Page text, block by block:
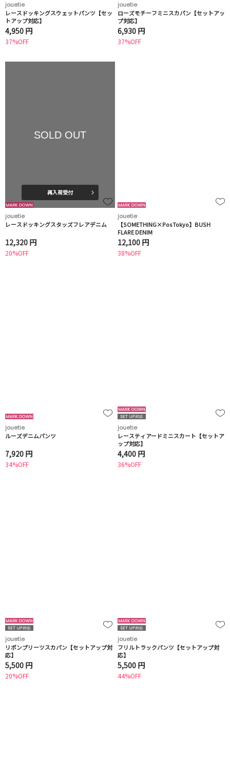
jouetie
レースドッキングスウェットパンツ【セッ
トアップ対応】
4,950 円
37%OFF
jouetie
ローズモチーフミニスカパン【セットアッ
プ対応】
6,930 円
37%OFF
SOLD OUT
再入荷受付
jouetie
レースドッキングスタッズフレアデニム
12,320 円
20%OFF
jouetie
【SOMETHING×PosTokyo】BUSH
FLARE DENIM
12,100 円
38%OFF
jouetie
ルーズデニムパンツ
7,920 円
34%OFF
jouetie
レースティアードミニスカート【セットア
ップ対応】
4,400 円
36%OFF
jouetie
リボンプリーツスカパン【セットアップ対
応】
5,500 円
20%OFF
jouetie
フリルトラックパンツ【セットアップ対
応】
5,500 円
44%OFF